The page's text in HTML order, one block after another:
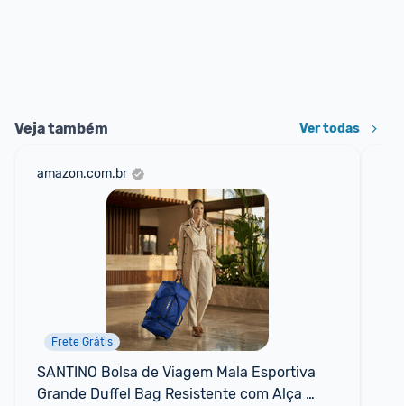
Veja também Ver todas
amazon.com.br
Frete Grátis
SANTINO Bolsa de Viagem Mala Esportiva
Grande Duffel Bag Resistente com Alça